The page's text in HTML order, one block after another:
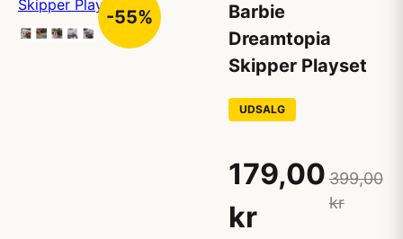
-55%
Barbie
Dreamtopia
Skipper Playset
UDSALG
179,00
kr
399,00
kr